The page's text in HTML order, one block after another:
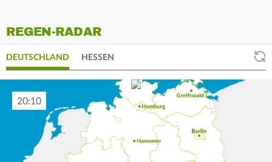
REGEN-RADAR
DEUTSCHLAND HESSEN
20:20